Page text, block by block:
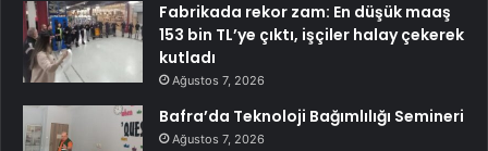
Fabrikada rekor zam: En düşük maaş
153 bin TL’ye çıktı, işçiler halay çekerek
kutladı
Ağustos 7, 2026
Bafra’da Teknoloji Bağımlılığı Semineri
Ağustos 7, 2026